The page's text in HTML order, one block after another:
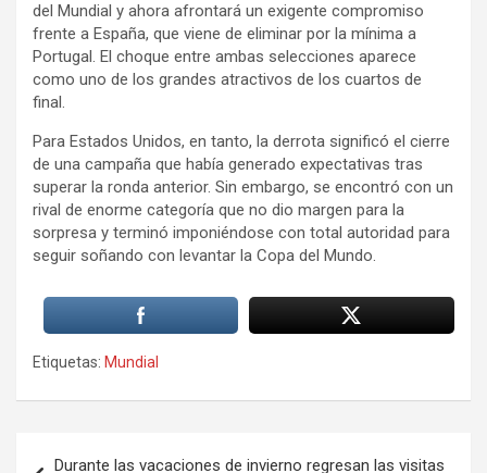
del Mundial y ahora afrontará un exigente compromiso
frente a España, que viene de eliminar por la mínima a
Portugal. El choque entre ambas selecciones aparece
como uno de los grandes atractivos de los cuartos de
final.
Para Estados Unidos, en tanto, la derrota significó el cierre
de una campaña que había generado expectativas tras
superar la ronda anterior. Sin embargo, se encontró con un
rival de enorme categoría que no dio margen para la
sorpresa y terminó imponiéndose con total autoridad para
seguir soñando con levantar la Copa del Mundo.
Etiquetas: Mundial
Durante las vacaciones de invierno regresan las visitas